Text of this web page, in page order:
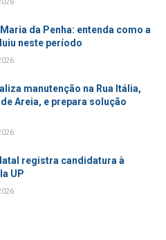
da Penha: entenda como a
neste período
manutenção na Rua Itália,
Areia, e prepara solução
registra candidatura à
UP